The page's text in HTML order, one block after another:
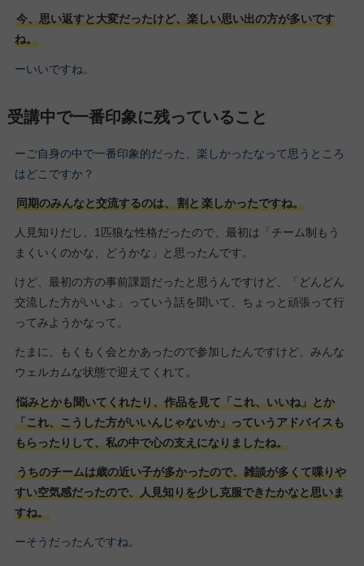
今、思い返すと大変だったけど、楽しい思い出の方が多いです
ね。
ーいいですね。
受講中で一番印象に残っていること
ーご自身の中で一番印象的だった、楽しかったなって思うところ
はどこですか？
同期のみんなと交流するのは、割と楽しかったですね。
人見知りだし、1匹狼な性格だったので、最初は「チーム制もう
まくいくのかな、どうかな」と思ったんです。
けど、最初の方の事前課題だったと思うんですけど、「どんどん
交流した方がいいよ」っていう話を聞いて、ちょっと頑張って行
ってみようかなって。
たまに、もくもく会とかあったので参加したんですけど、みんな
ウェルカムな状態で迎えてくれて。
悩みとかも聞いてくれたり、作品を見て「これ、いいね」とか
「これ、こうした方がいいんじゃないか」っていうアドバイスも
もらったりして、私の中で心の支えになりましたね。
うちのチームは歳の近い子が多かったので、雑談が多くて喋りや
すい空気感だったので、人見知りを少し克服できたかなと思いま
すね。
ーそうだったんですね。